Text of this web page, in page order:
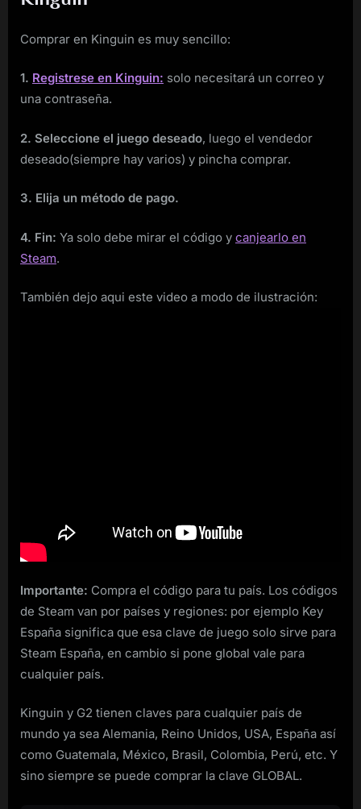
Comprar en Kinguin es muy sencillo:
1. Registrese en Kinguin: solo necesitará un correo y
una contraseña.
2. Seleccione el juego deseado, luego el vendedor
deseado(siempre hay varios) y pincha comprar.
3. Elija un método de pago.
4. Fin: Ya solo debe mirar el código y canjearlo en
Steam.
También dejo aqui este video a modo de ilustración:
Importante: Compra el código para tu país. Los códigos
de Steam van por países y regiones: por ejemplo Key
España significa que esa clave de juego solo sirve para
Steam España, en cambio si pone global vale para
cualquier país.
Kinguin y G2 tienen claves para cualquier país de
mundo ya sea Alemania, Reino Unidos, USA, España así
como Guatemala, México, Brasil, Colombia, Perú, etc. Y
sino siempre se puede comprar la clave GLOBAL.